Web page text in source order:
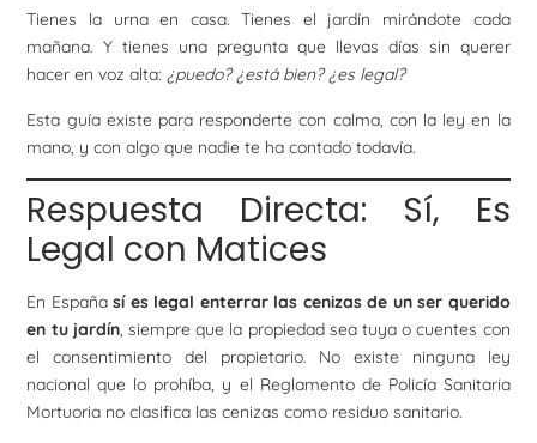
Tienes la urna en casa. Tienes el jardín mirándote cada
mañana. Y tienes una pregunta que llevas días sin querer
hacer en voz alta:¿puedo? ¿está bien? ¿es legal?
Esta guía existe para responderte con calma, con la ley en la
mano, y con algo que nadie te ha contado todavía.
Respuesta Directa: Sí, Es
Legal con Matices
En Españasí es legal enterrar las cenizas de un ser querido
en tu jardín, siempre que la propiedad sea tuya o cuentes con
el consentimiento del propietario. No existe ninguna ley
nacional que lo prohíba, y el Reglamento de Policía Sanitaria
Mortuoria no clasifica las cenizas como residuo sanitario.